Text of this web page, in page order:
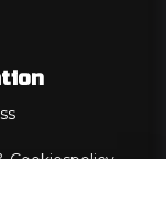
Cookiespolicy